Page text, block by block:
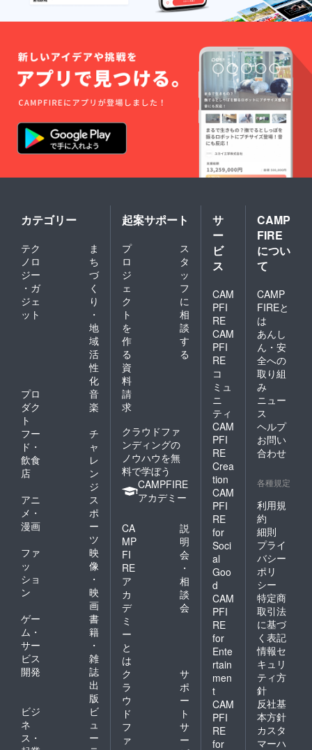
カテゴリー
テク
ノロ
ジー
・ガ
ジェ
ット
ま
ち
づ
く
り
・
地
域
活
性
化
プロ
ダク
ト
音
楽
フー
ド・
飲食
店
チ
ャ
レ
ン
ジ
アニ
メ・
漫画
ス
ポ
ー
ツ
ファ
ッ
ショ
ン
映
像
・
映
画
ゲー
ム・
サー
ビス
開発
書
籍
・
雑
誌
出
版
ビジ
ネ
ス・
ビ
ュ
ー
起案サポート
プ
ロ
ジ
ェ
ク
ト
を
作
る
ス
タ
ッ
フ
に
相
談
す
る
資
料
請
求
クラウドファ
ンディングの
ノウハウを無
料で学ぼう
CAMPFIRE
アカデミー
CA
MP
FI
RE
ア
カ
デ
ミ
ー
と
は
説
明
会
・
相
談
会
ク
ラ
ウ
ド
フ
ァ
サ
ポ
ー
ト
サ
ー
サ
ー
ビ
ス
CAM
PFI
RE
CAM
PFI
RE
コ
ミュ
ニ
ティ
CAM
PFI
RE
Crea
tion
CAM
PFI
RE
for
Soci
al
Goo
d
CAM
PFI
RE
for
Ente
rtain
men
t
CAM
PFI
RE
for
CAMP
FIRE
につい
て
CAMP
FIREと
は
あんし
ん・安
全への
取り組
み
ニュー
ス
ヘルプ
お問い
合わせ
各種規定
利用規
約
細則
プライ
バシー
ポリ
シー
特定商
取引法
に基づ
く表記
情報セ
キュリ
ティ方
針
反社基
本方針
カスタ
マーハ